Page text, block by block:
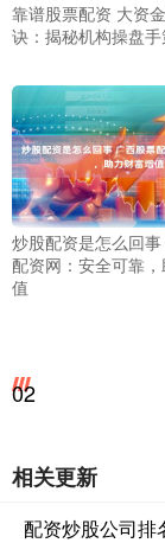
靠谱股票配资 大资
诀：揭秘机构操盘手
炒股配资是怎么回
配资网：安全可靠
值
02
相关更新
配资炒股公司排